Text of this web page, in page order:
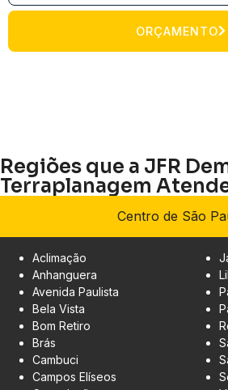
ORÇAMENTO
Regiões que a JFR
Terraplanagem
Centro de São
Aclimação
Anhanguera
Avenida Paulista
Bela Vista
Bom Retiro
Brás
Cambuci
Campos Elíseos